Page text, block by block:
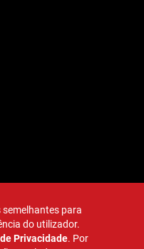
semelhantes para
do utilizador.
Privacidade. Por